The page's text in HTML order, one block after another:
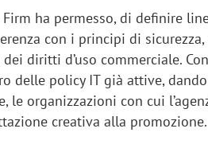
ha permesso, di definire
con i principi di
diritti d’uso commerciale.
delle policy IT già attive,
le organizzazioni con cui
creativa alla promozione.